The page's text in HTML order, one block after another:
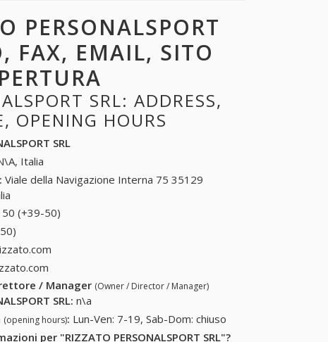
PERSONALSPORT
FAX, EMAIL, SITO
SRL: ADDRESS,
OPENING HOURS
SRL
Italia
: Viale della Navigazione Interna 75 35129
50 (+39-50)
/ Manager (Owner / Director / Manager)
SRL: n\a
(opening hours): Lun-Ven: 7-19, Sab-Dom: chiuso
per "RIZZATO PERSONALSPORT SRL"?